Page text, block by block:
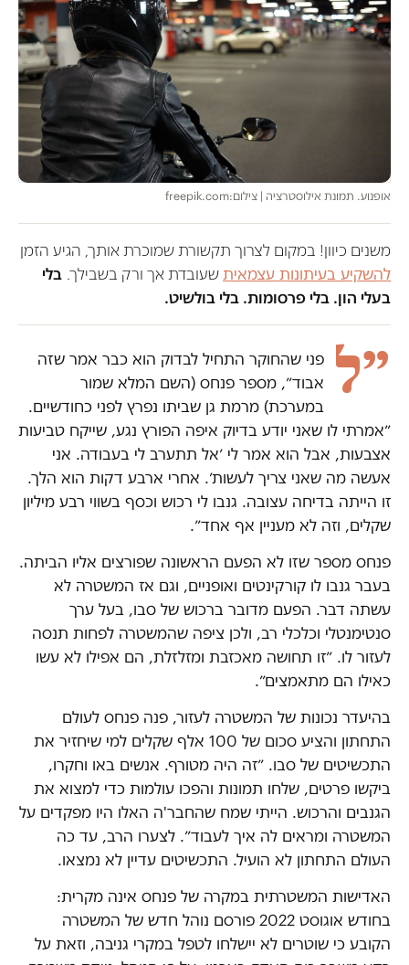
אופנוע. תמונת אילוסטרציה | צילום:freepik.com
משנים כיוון! במקום לצרוך תקשורת שמוכרת אותך, הגיע הזמן
להשקיע בעיתונות עצמאיתשעובדת אך ורק בשבילך. בלי
בעלי הון. בלי פרסומות. בלי בולשיט.
״ל פני שהחוקר התחיל לבדוק הוא כבר אמר שזה
אבוד״, מספר פנחס (השם המלא שמור
במערכת) מרמת גן שביתו נפרץ לפני כחודשיים.
״אמרתי לו שאני יודע בדיוק איפה הפורץ נגע, שייקח טביעות
אצבעות, אבל הוא אמר לי ׳אל תתערב לי בעבודה. אני
אעשה מה שאני צריך לעשות׳. אחרי ארבע דקות הוא הלך.
זו הייתה בדיחה עצובה. גנבו לי רכוש וכסף בשווי רבע מיליון
שקלים, וזה לא מעניין אף אחד״.
פנחס מספר שזו לא הפעם הראשונה שפורצים אליו הביתה.
בעבר גנבו לו קורקינטים ואופניים, וגם אז המשטרה לא
עשתה דבר. הפעם מדובר ברכוש של סבו, בעל ערך
סנטימנטלי וכלכלי רב, ולכן ציפה שהמשטרה לפחות תנסה
לעזור לו. ״זו תחושה מאכזבת ומזלזלת, הם אפילו לא עשו
כאילו הם מתאמצים״.
בהיעדר נכונות של המשטרה לעזור, פנה פנחס לעולם
התחתון והציע סכום של 100 אלף שקלים למי שיחזיר את
התכשיטים של סבו. ״זה היה מטורף. אנשים באו וחקרו,
ביקשו פרטים, שלחו תמונות והפכו עולמות כדי למצוא את
הגנבים והרכוש. הייתי שמח שהחבר'ה האלו היו מפקדים על
המשטרה ומראים לה איך לעבוד״. לצערו הרב, עד כה
העולם התחתון לא הועיל. התכשיטים עדיין לא נמצאו.
האדישות המשטרתית במקרה של פנחס אינה מקרית:
בחודש אוגוסט 2022 פורסם נוהל חדש של המשטרה
הקובע כי שוטרים לא יישלחו לטפל במקרי גניבה, וזאת על